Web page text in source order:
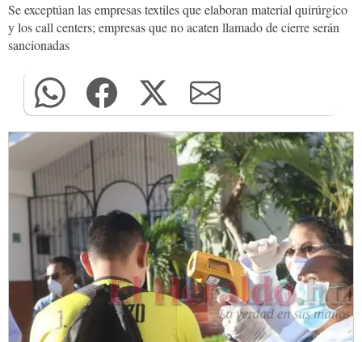
Se exceptúan las empresas textiles que elaboran material quirúrgico
y los call centers; empresas que no acaten llamado de cierre serán
sancionadas